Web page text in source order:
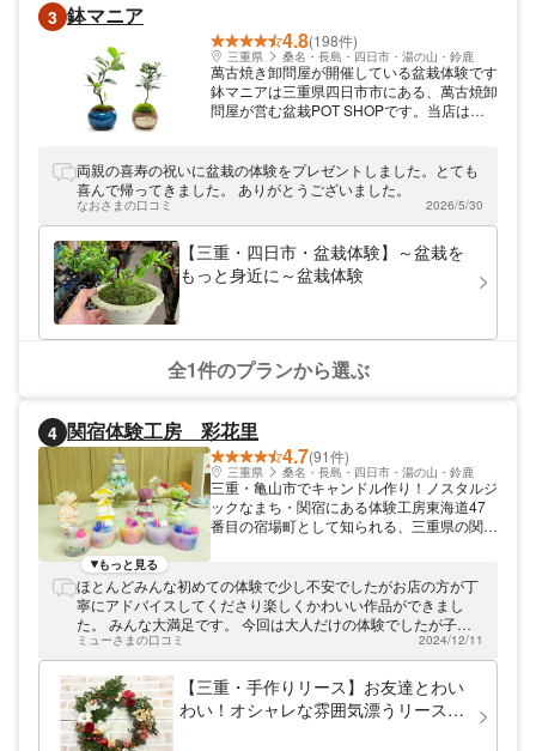
3 鉢マニア
4.8(198件)
三重県 桑名・長島・四日市・湯の山・鈴鹿
萬古焼き卸問屋が開催している盆栽体験です
鉢マニアは三重県四日市市にある、萬古焼卸
問屋が営む盆栽POT SHOPです。当店は初
植物からお選びいただき、鉢は1000点以上
の中からお選びいただけます。問屋ならでは
の品揃えでお待ちしております。ぜひお気軽
にお立ち寄りください。
両親の喜寿の祝いに盆栽の体験をプレゼントしました。とても
喜んで帰ってきました。 ありがとうございました。
なおさまの口コミ 2026/5/30
【三重・四日市・盆栽体験】～盆栽を
もっと身近に～盆栽体験
全1件のプランから選ぶ
4 関宿体験工房 彩花里
4.7(91件)
三重県 桑名・長島・四日市・湯の山・鈴鹿
三重・亀山市でキャンドル作り！ノスタルジ
ックなまち・関宿にある体験工房東海道47
番目の宿場町として知られる、三重県の関
んなノスタルジックな関宿で、思い出の品を
つくってみませんか？「関宿体験工房彩花
里」では、各種キャンドル作り体験を開催し
ています。講師を務めるのは、亀山キャンド
ル監修のキャンドルマイスター。「楽しく素
敵な雰囲気のレッスンでした！」と、多くの
方にご好評いただいている人物です。
もっと見る
ほとんどみんな初めての体験で少し不安でしたがお店の方が丁
寧にアドバイスしてくださり楽しくかわいい作品ができまし
た。 みんな大満足です。 今回は大人だけの体験でしたが子供
も楽しめそうです。次回は子供も連れて親子でしてみたいで
す。
ミューさまの口コミ 2024/12/11
【三重・手作りリース】お友達とわい
わい！オシャレな雰囲気漂うリース作